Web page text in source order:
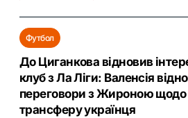
Футбол
До Циганкова відновив
клуб з Ла Ліги: Валенсія
переговори з Жироною щодо
трансферу українця